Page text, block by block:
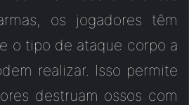
os jogadores têm
o tipo de ataque corpo a
realizar. Isso permite
destruam ossos com